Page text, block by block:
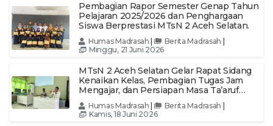
Pembagian Rapor Semester Genap Tahun
Pelajaran 2025/2026 dan Penghargaan
Siswa Berprestasi MTsN 2 Aceh Selatan.
Humas Madrasah Berita Madrasah
Minggu, 21 Juni 2026
MTsN 2 Aceh Selatan Gelar Rapat Sidang
Kenaikan Kelas, Pembagian Tugas Jam
Mengajar, dan Persiapan Masa Ta’aruf
Siswa Madrasah (MATSAMA) Tahun
Pelajaran 2026/2027 sebagai Agenda
Tahunan
Humas Madrasah Berita Madrasah
Kamis, 18 Juni 2026